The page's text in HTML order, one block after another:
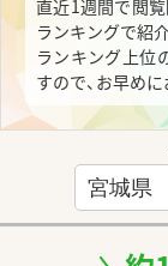
直近1週間で閲
ランキングで紹
ランキング上位
すので、お早め